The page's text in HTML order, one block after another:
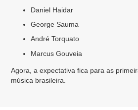
Daniel Haidar
George Sauma
André Torquato
Marcus Gouveia
Agora, a expectativa fica para as
música brasileira.